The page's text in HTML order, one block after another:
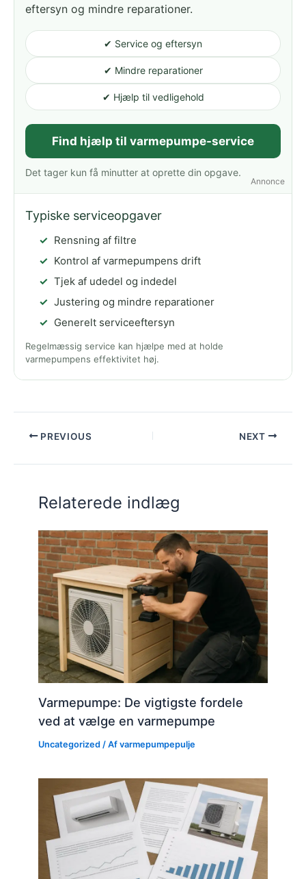
Annonce
eftersyn og mindre reparationer.
✔ Service og eftersyn
✔ Mindre reparationer
✔ Hjælp til vedligehold
Find hjælp til varmepumpe-service
Det tager kun få minutter at oprette din opgave.
Typiske serviceopgaver
Rensning af filtre
Kontrol af varmepumpens drift
Tjek af udedel og indedel
Justering og mindre reparationer
Generelt serviceeftersyn
Regelmæssig service kan hjælpe med at holde
varmepumpens effektivitet høj.
PREVIOUS NEXT
Relaterede indlæg
Varmepumpe: De vigtigste fordele
ved at vælge en varmepumpe
Uncategorized / Afvarmepumpepulje